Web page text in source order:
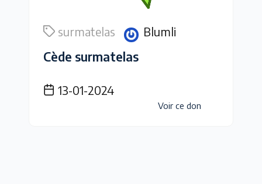
surmatelas Blumli
Cède surmatelas
13-01-2024
Voir ce don